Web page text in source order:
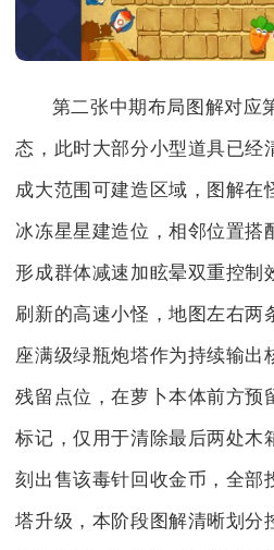
第二张中期布局图解对应
态，此时大部分小型道具已经
成大范围可建造区域，图解在
冰冻星星建造位，相邻位置搭
形成群体减速加眩晕双重控制
刷新的高速小怪，地图左右两
座满级绿瓶炮塔作为持续输出
残留点位，在萝卜本体前方预
标记，仅用于清除最后两处木
刻出售该毒针回收金币，全部
塔升级，本阶段图解清晰划分